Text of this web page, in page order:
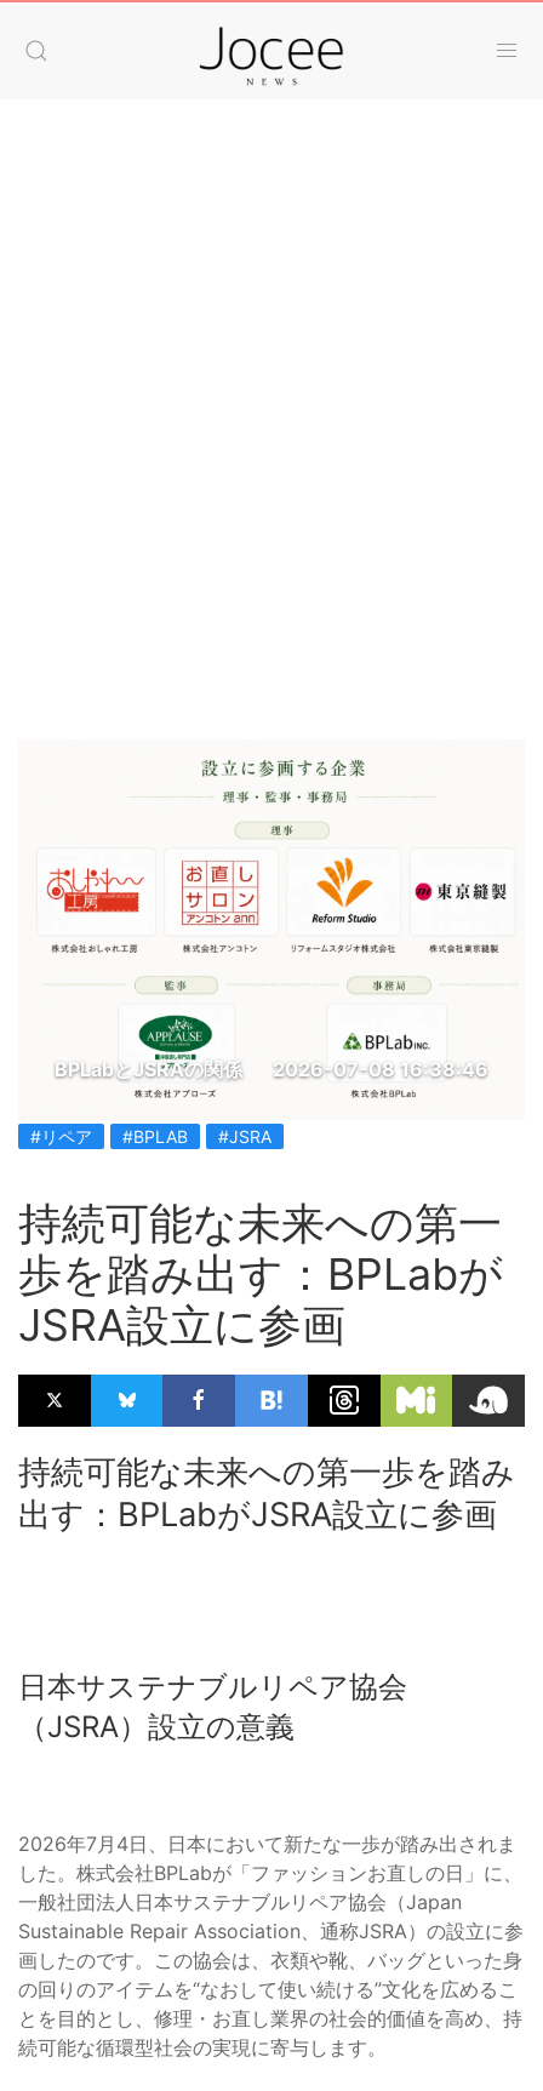
BPLabとJSRAの関係 2026-07-08 16:38:46
#リペア #BPLAB #JSRA
持続可能な未来への第一
歩を踏み出す：BPLabが
JSRA設立に参画
持続可能な未来への第一歩を踏み
出す：BPLabがJSRA設立に参画
日本サステナブルリペア協会
（JSRA）設立の意義
2026年7月4日、日本において新たな一歩が踏み出されま
した。株式会社BPLabが「ファッションお直しの日」に、
一般社団法人日本サステナブルリペア協会（Japan
Sustainable Repair Association、通称JSRA）の設立に参
画したのです。この協会は、衣類や靴、バッグといった身
の回りのアイテムを“なおして使い続ける”文化を広めるこ
とを目的とし、修理・お直し業界の社会的価値を高め、持
続可能な循環型社会の実現に寄与します。